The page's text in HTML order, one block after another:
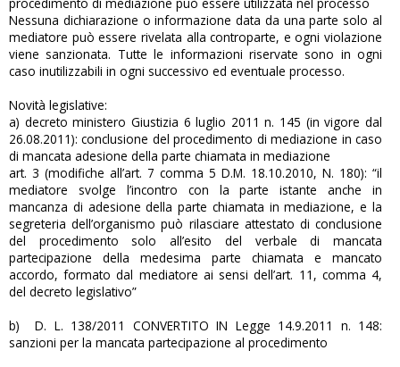
Nessuna dichiarazione o informazione data da una parte solo al
mediatore può essere rivelata alla controparte, e ogni violazione
viene sanzionata. Tutte le informazioni riservate sono in ogni
caso inutilizzabili in ogni successivo ed eventuale processo.
Novità legislative:
a) decreto ministero Giustizia 6 luglio 2011 n. 145 (in vigore dal
26.08.2011): conclusione del procedimento di mediazione in caso
di mancata adesione della parte chiamata in mediazione
art. 3 (modifiche all’art. 7 comma 5 D.M. 18.10.2010, N. 180): “il
mediatore svolge l’incontro con la parte istante anche in
mancanza di adesione della parte chiamata in mediazione, e la
segreteria dell’organismo può rilasciare attestato di conclusione
del procedimento solo all’esito del verbale di mancata
partecipazione della medesima parte chiamata e mancato
accordo, formato dal mediatore ai sensi dell’art. 11, comma 4,
del decreto legislativo”
b) D. L. 138/2011 CONVERTITO IN Legge 14.9.2011 n. 148:
sanzioni per la mancata partecipazione al procedimento